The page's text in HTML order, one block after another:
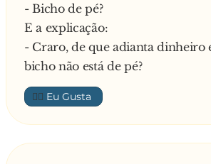
- Bicho de pé?
E a explicação:
- Craro, de que adianta dinheiro
bicho não está de pé?
👍🏼